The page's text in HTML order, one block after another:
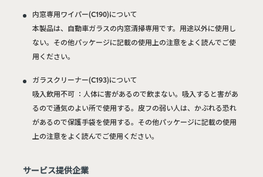
内窓専用ワイパー(C190)について
本製品は、自動車ガラスの内窓清掃専用です。用途以外に使用し
ない。その他パッケージに記載の使用上の注意をよく読んでご使
用ください。
ガラスクリーナー(C193)について
吸入飲用不可 ：人体に害があるので飲まない。吸入すると害があ
るので通気のよい所で使用する。皮フの弱い人は、かぶれる恐れ
があるので保護手袋を使用する。その他パッケージに記載の使用
上の注意をよく読んでご使用ください。
サービス提供企業